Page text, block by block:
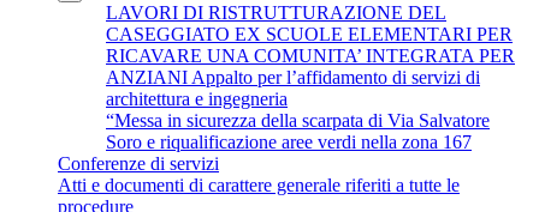
LAVORI DI RISTRUTTURAZIONE DEL
CASEGGIATO EX SCUOLE ELEMENTARI PER
RICAVARE UNA COMUNITA’ INTEGRATA PER
ANZIANI Appalto per l’affidamento di servizi di
architettura e ingegneria
“Messa in sicurezza della scarpata di Via Salvatore
Soro e riqualificazione aree verdi nella zona 167
Conferenze di servizi
Atti e documenti di carattere generale riferiti a tutte le
procedure